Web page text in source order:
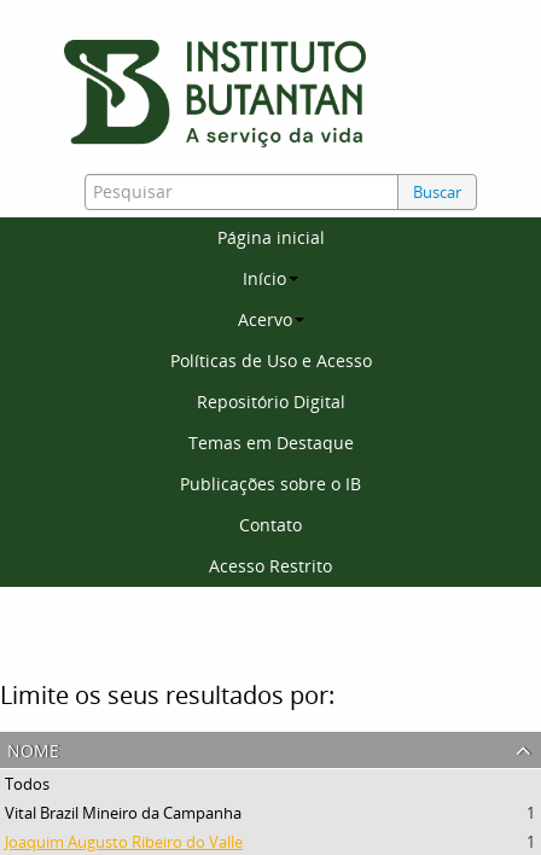
Buscar
Página inicial
Início
Acervo
Políticas de Uso e Acesso
Repositório Digital
Temas em Destaque
Publicações sobre o IB
Contato
Acesso Restrito
Limite os seus resultados por:
nome
Todos
Vital Brazil Mineiro da Campanha
1
Joaquim Augusto Ribeiro do Valle
1